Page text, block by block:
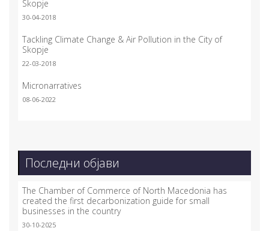
Skopje
30-04-2018
Tackling Climate Change & Air Pollution in the City of
Skopje
22-03-2018
Micronarratives
08-06-2022
Последни објави
The Chamber of Commerce of North Macedonia has
created the first decarbonization guide for small
businesses in the country
30-10-2025